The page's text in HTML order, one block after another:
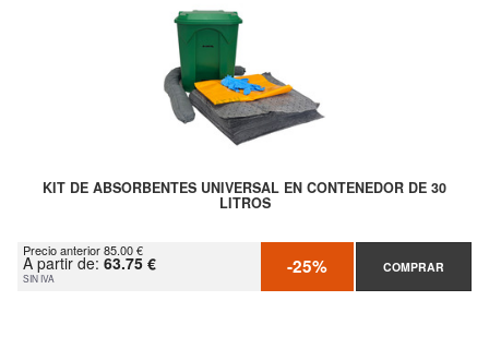
KIT DE ABSORBENTES UNIVERSAL EN CONTENEDOR DE 30
LITROS
Precio anterior 85.00 €
A partir de: 63.75 €
SIN IVA -25% COMPRAR